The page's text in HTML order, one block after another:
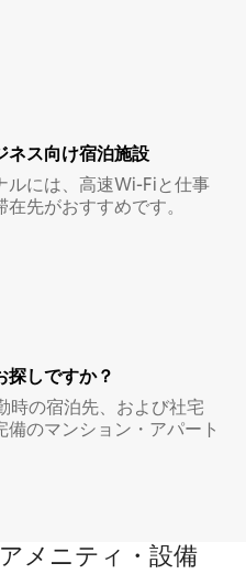
ネ⁠ス⁠向⁠け宿⁠泊⁠施⁠設
ルには、高速Wi-Fiと仕事
先がおすすめです。
探しですか？
時の宿泊先、および社宅
のマンション・アパート
メニティ・設備